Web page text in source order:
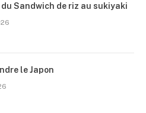
du Sandwich de riz au sukiyaki
le Japon